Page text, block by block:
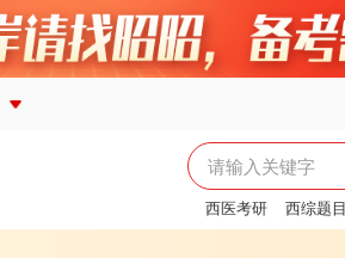
西医考研 西综题目
西医考研报名时间